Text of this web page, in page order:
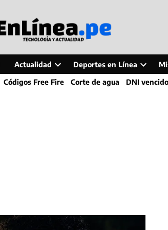
Actualidad
Open
dropdown
Deportes en Línea
Open
dropdown
Códigos Free Fire Corte de agua DNI vencido